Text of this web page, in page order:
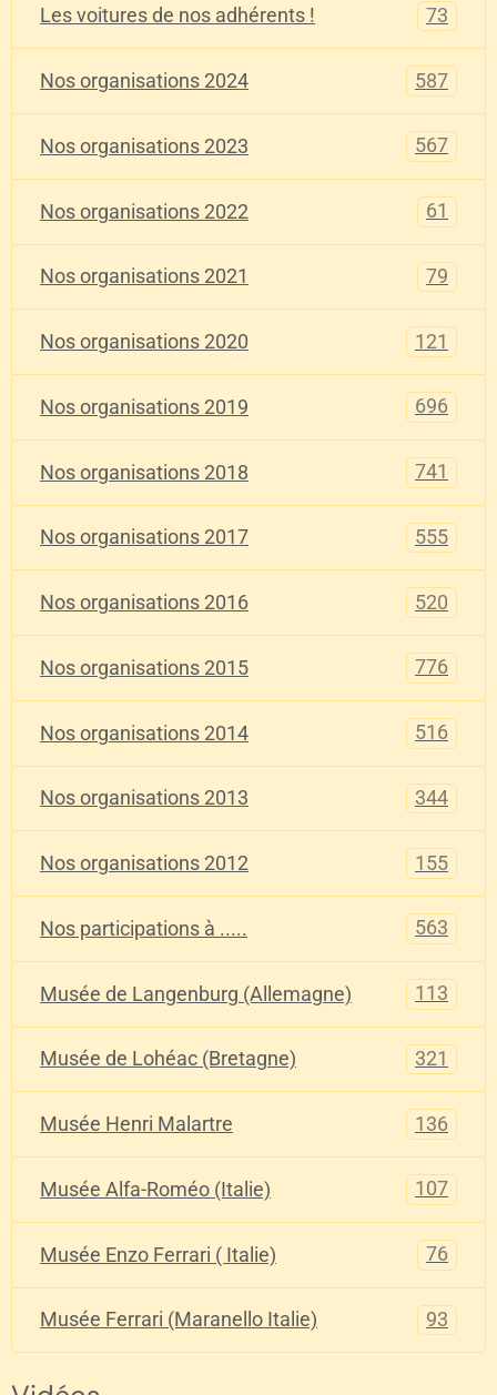
Les voitures de nos adhérents ! 73
Nos organisations 2024 587
Nos organisations 2023 567
Nos organisations 2022 61
Nos organisations 2021 79
Nos organisations 2020 121
Nos organisations 2019 696
Nos organisations 2018 741
Nos organisations 2017 555
Nos organisations 2016 520
Nos organisations 2015 776
Nos organisations 2014 516
Nos organisations 2013 344
Nos organisations 2012 155
Nos participations à ..... 563
Musée de Langenburg (Allemagne) 113
Musée de Lohéac (Bretagne) 321
Musée Henri Malartre 136
Musée Alfa-Roméo (Italie) 107
Musée Enzo Ferrari ( Italie) 76
Musée Ferrari (Maranello Italie) 93